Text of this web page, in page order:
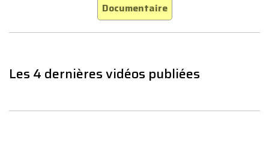
Documentaire
Les 4 dernières vidéos publiées